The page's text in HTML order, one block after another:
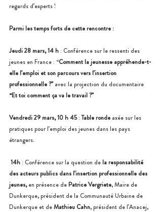
regards d’experts !
Parmi les temps forts de cette rencontre :
Jeudi 28 mars, 14 h : Conférence sur le ressenti des
jeunes en France : “Comment la jeunesse appréhende-t-
elle l’emploi et son parcours vers l’insertion
professionnelle ?” avec la projection du documentaire
“Et toi comment ça va le travail ?”
Vendredi 29 mars, 10 h 45 : Table ronde axée sur les
pratiques pour l’emploi des jeunes dans les pays
étrangers.
14h : Conférence sur la question de la responsabilité
des acteurs publics dans l’insertion professionnelle des
jeunes, en présence de Patrice Vergriete, Maire de
Dunkerque, président de la Communauté Urbaine de
Dunkerque et de Mathieu Cahn, président de l’Anacej,